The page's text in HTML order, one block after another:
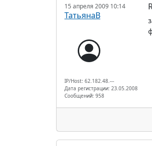
15 апреля 2009 10:14
ТатьянаВ
IP/Host: 62.182.48.---
Дата регистрации: 23.05.2008
Сообщений: 958